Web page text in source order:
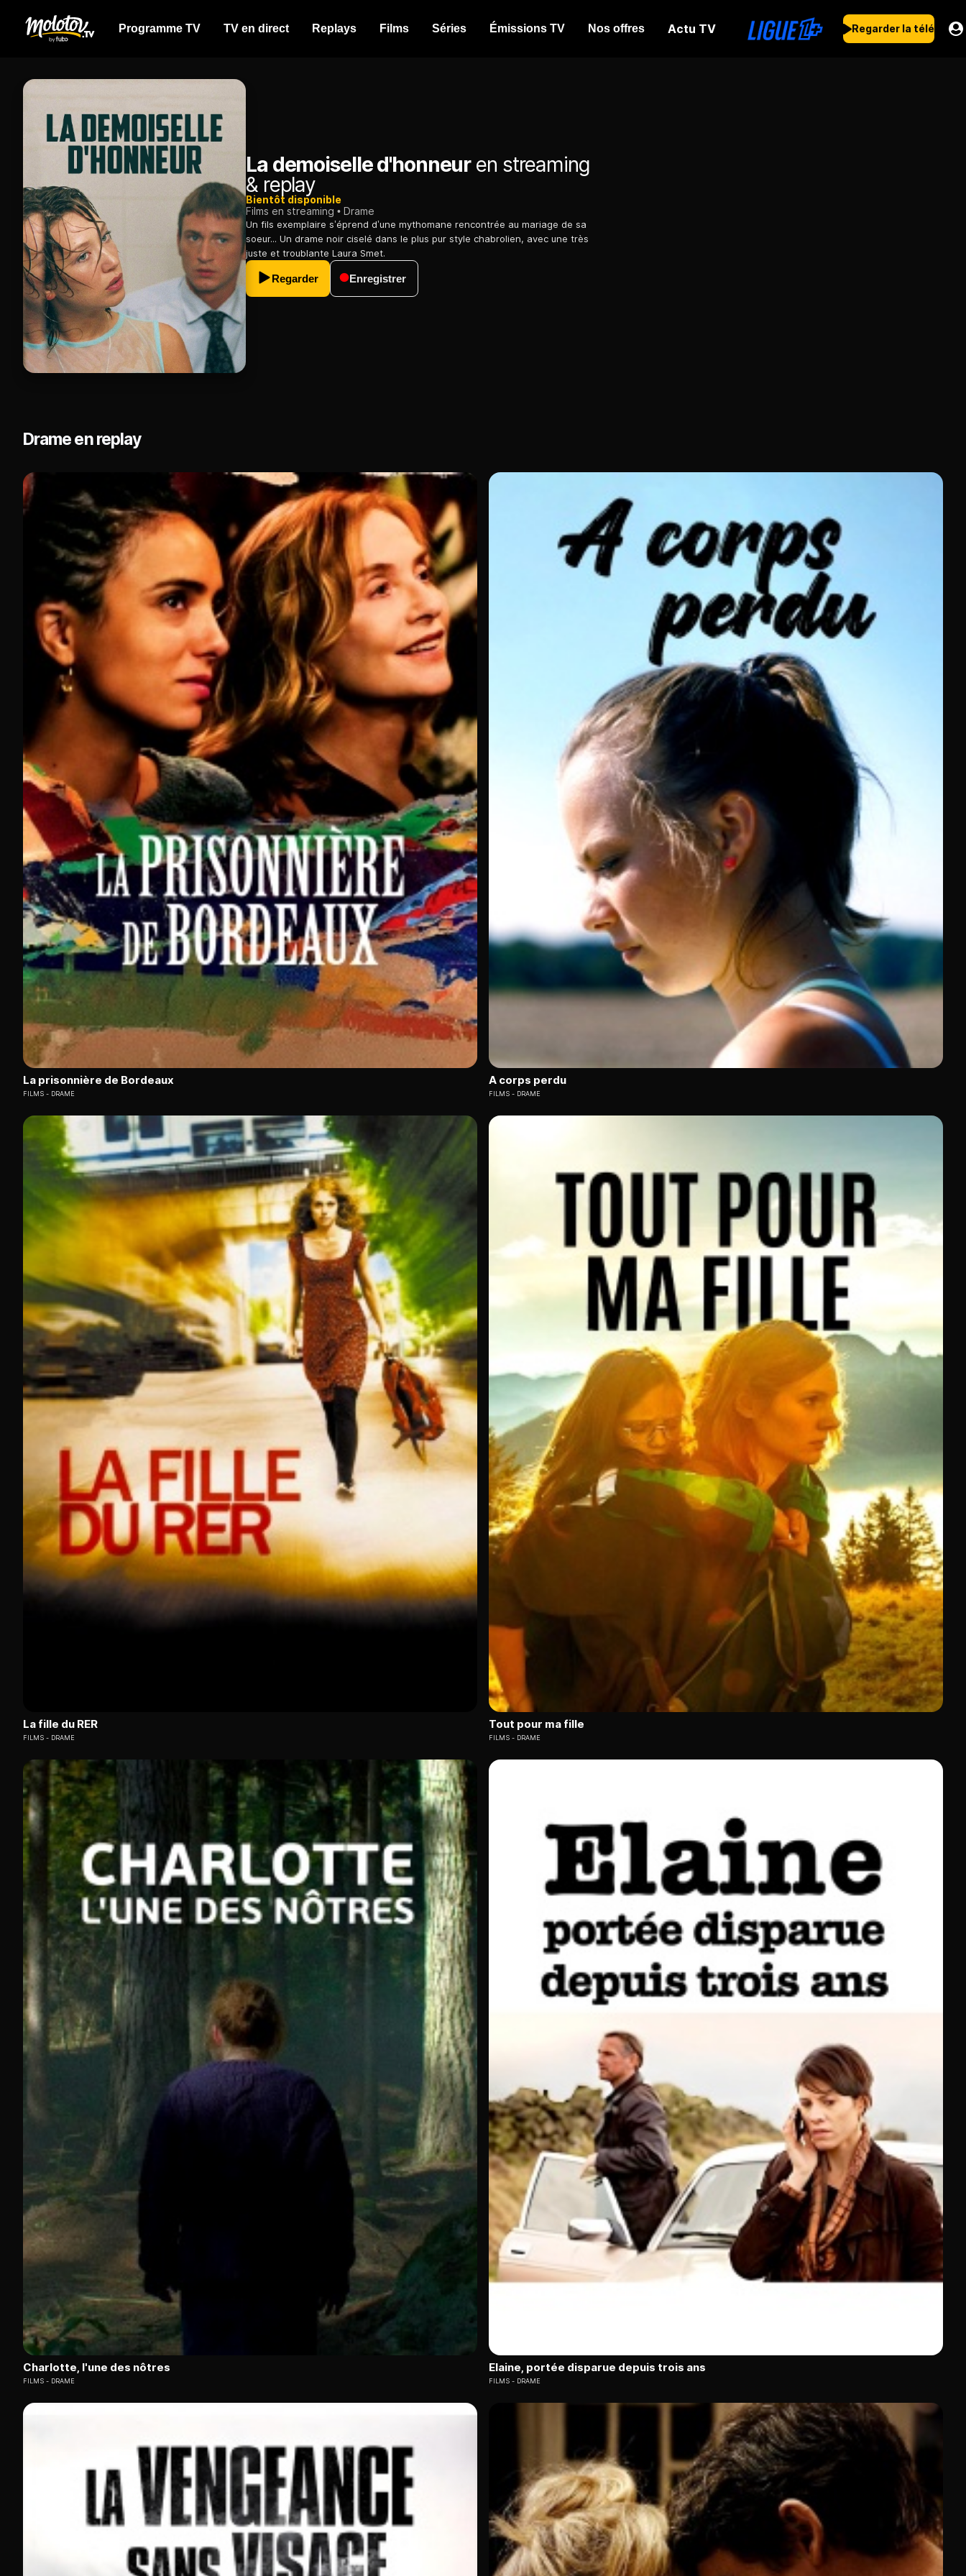
Programme TV TV en direct Replays Films Séries Émissions TV Nos offres Actu TV Regarder la télé
La demoiselle d'honneuren streaming
& replay
Bientôt disponible
Films en streaming
Drame
Un fils exemplaire s’éprend d’une mythomane rencontrée au mariage de sa
soeur... Un drame noir ciselé dans le plus pur style chabrolien, avec une très
juste et troublante Laura Smet.
Regarder Enregistrer
Drame en replay
La prisonnière de Bordeaux
FILMS DRAME
A corps perdu
FILMS DRAME
La fille du RER
FILMS DRAME
Tout pour ma fille
FILMS DRAME
Charlotte, l'une des nôtres
FILMS DRAME
Elaine, portée disparue depuis trois ans
FILMS DRAME